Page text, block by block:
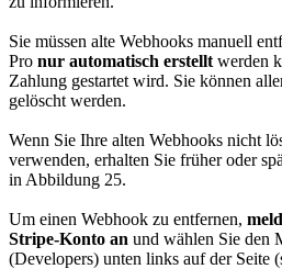
Sie müssen alte Webhooks manuell
Pro nur automatisch erstellt werden
Zahlung gestartet wird. Sie können
gelöscht werden.
Wenn Sie Ihre alten Webhooks nicht
verwenden, erhalten Sie früher oder
in Abbildung 25.
Um einen Webhook zu entfernen,
Stripe-Konto an und wählen Sie den
(Developers) unten links auf der Seite